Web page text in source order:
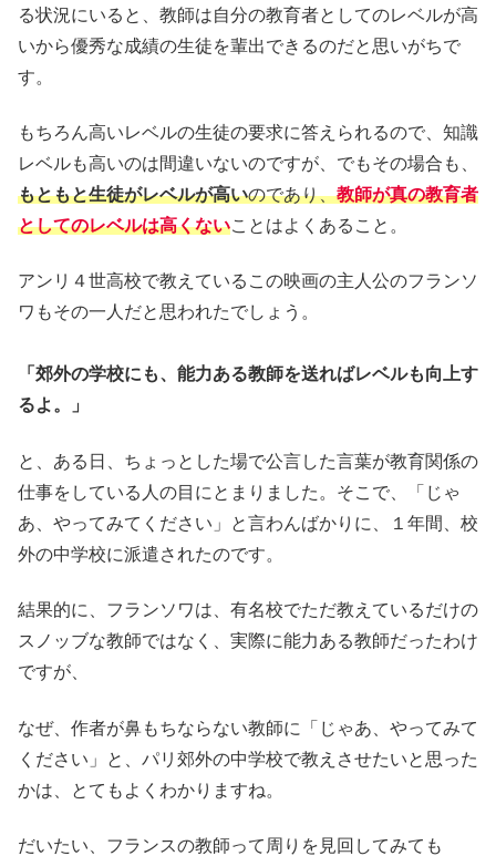
る状況にいると、教師は自分の教育者としてのレベルが高
いから優秀な成績の生徒を輩出できるのだと思いがちで
す。
もちろん高いレベルの生徒の要求に答えられるので、知識
レベルも高いのは間違いないのですが、でもその場合も、
もともと生徒がレベルが高いのであり、教師が真の教育者
としてのレベルは高くないことはよくあること。
アンリ４世高校で教えているこの映画の主人公のフランソ
ワもその一人だと思われたでしょう。
「郊外の学校にも、能力ある教師を送ればレベルも向上す
るよ。」
と、ある日、ちょっとした場で公言した言葉が教育関係の
仕事をしている人の目にとまりました。そこで、「じゃ
あ、やってみてください」と言わんばかりに、１年間、校
外の中学校に派遣されたのです。
結果的に、フランソワは、有名校でただ教えているだけの
スノッブな教師ではなく、実際に能力ある教師だったわけ
ですが、
なぜ、作者が鼻もちならない教師に「じゃあ、やってみて
ください」と、パリ郊外の中学校で教えさせたいと思った
かは、とてもよくわかりますね。
だいたい、フランスの教師って周りを見回してみても